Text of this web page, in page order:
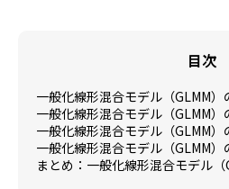
目次
一般化線形混合モデル（GLMM）
一般化線形混合モデル（GLMM）
一般化線形混合モデル（GLMM
一般化線形混合モデル（GLMM）
まとめ：一般化線形混合モデル（